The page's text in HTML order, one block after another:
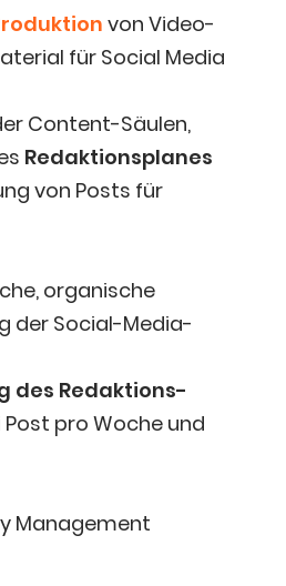
von Video-
für Social Media
Con­tent-Säu­len,
Redak­ti­ons­pla­nes
von Posts für
orga­ni­sche
der Social-Media-
des Redak­ti­ons­
Post pro Woche und
Management